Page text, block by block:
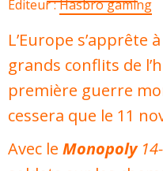
Éditeur :Hasbro gaming
L’Europe s’apprête
grands conflits de
première guerre
cessera que le 11
Avec le Monopoly